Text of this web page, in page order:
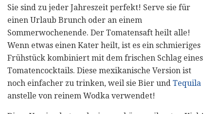
Sie sind zu jeder Jahreszeit perfekt! Serve sie für
einen Urlaub Brunch oder an einem
Sommerwochenende. Der Tomatensaft heilt alle!
Wenn etwas einen Kater heilt, ist es ein schmieriges
Frühstück kombiniert mit dem frischen Schlag eines
Tomatencocktails. Diese mexikanische Version ist
noch einfacher zu trinken, weil sie Bier und Tequila
anstelle von reinem Wodka verwendet!